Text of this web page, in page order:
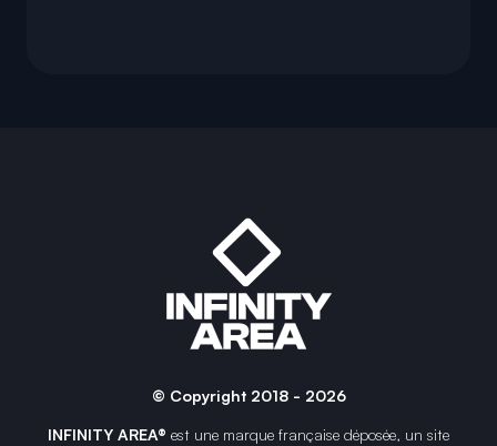
© Copyright 2018 - 2026
INFINITY AREA® est une marque française déposée, un site